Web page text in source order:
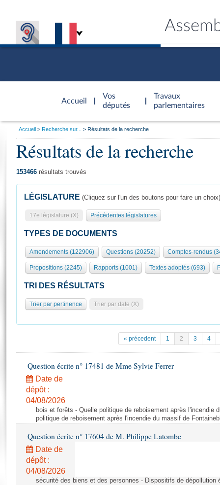
Accueil
d'accueil
Vos
députés
Travaux
parlementaires
Présidence
577 députés
Groupes politiques
Séance publique
Commissions et autres organes
Europe et International
Pétitions
Projets de loi
Propositions de loi
Amendements
Textes adoptés
Rapports législatifs
Rapports sur l'application des lois
Baromètre de l’application des lois
Général
Rôle et pouvoirs de l'Assemblée
Organisation de l'Assemblée
Présidence Conférence des Présidents Bureau Collège des
Statistiques et chiffres clés
( Constitution | Règlement de l'Assemblée ... )
Histoire
Juniors
Anciennes législatures
Visiter l'Assemblée
Visite virtuelle du palais Bourbon
Assister à une séance
Contacts et plan d'accès
Photos libres de droit
Vous
Accueil Recherche sur... Résultats de la recherche
Résultats de la recherche
153466 résultats trouvés
LÉGISLATURE (Cliquez sur l'un des boutons pour faire un choix)
17e législature (X) Précédentes législatures
TYPES DE DOCUMENTS
Amendements (122906) Questions (20252) Comptes-rendus
Propositions (2245) Rapports (1001) Textes adoptés (693)
TRI DES RÉSULTATS
Trier par pertinence Trier par date (X)
« précedent 1 2 3 4
Question écrite n° 17481 de Mme Sylvie Ferrer
Date de
dépôt :
04/08/2026
bois et forêts - Quelle politique de reboisement après l'incendie
politique de reboisement après l'incendie du massif de
Question écrite n° 17604 de M. Philippe Latombe
Date de
dépôt :
04/08/2026
sécurité des biens et des personnes - Dispositifs de